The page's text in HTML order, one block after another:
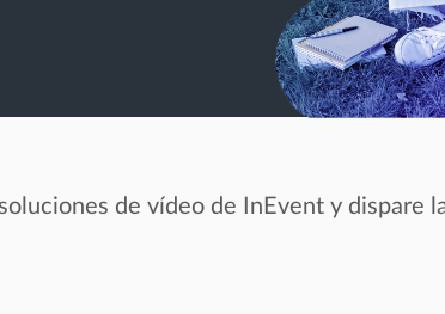
de vídeo de InEvent y dispare